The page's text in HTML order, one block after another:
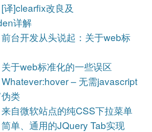
[译]clearfix改良及
详解
前台开发从头说起：关于web标
关于web标准化的一些误区
Whatever:hover – 无需javascript
类
来自微软站点的纯CSS下拉菜单
简单、通用的JQuery Tab实现